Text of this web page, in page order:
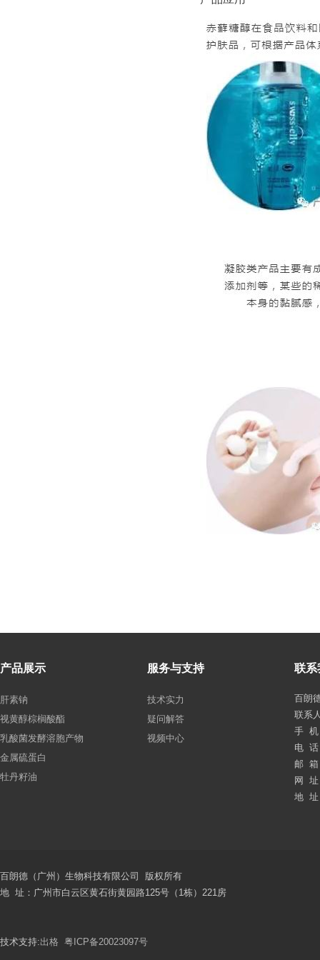
产品展示
肝素钠
视黄醇棕榈酸酯
乳酸菌发酵溶胞产物
金属硫蛋白
牡丹籽油
服务与支持
技术实力
疑问解答
视频中心
联系
百朗
联系
手 机
电 话
邮 箱
网 址
地 址
百朗德（广州）生物科技有限公司 版权所有
地 址：广州市白云区黄石街黄园路125号（1栋）221房
技术支持:出格 粤ICP备20023097号